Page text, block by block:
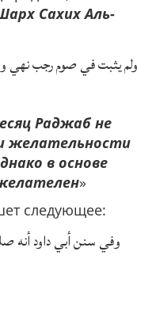
Сахих Аль-
ولم يثبت في صوم رجب نهي
Раджаб не
желательности
в основе
»
следующее:
وفي سنن أبي داود أنه